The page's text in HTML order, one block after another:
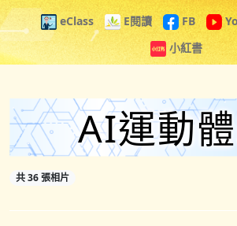
eClass E閱讀 FB
小紅書
AI運動
共 36 張相片